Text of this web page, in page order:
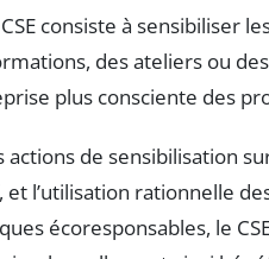
consiste à sensibiliser
des ateliers ou
plus consciente des
de sensibilisation
l’utilisation rationnelle
écoresponsables, le